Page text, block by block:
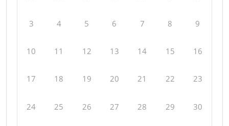
3 4 5 6 7 8 9
10 11 12 13 14 15 16
17 18 19 20 21 22 23
24 25 26 27 28 29 30